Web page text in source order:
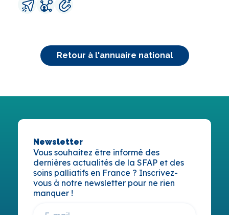
Retour à l'annuaire national
Newsletter
Vous souhaitez être informé des
dernières actualités de la SFAP et des
soins palliatifs en France ? Inscrivez-
vous à notre newsletter pour ne rien
manquer !